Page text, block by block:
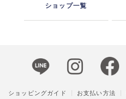
ショップ一覧
ショッピングガイド お支払い方法